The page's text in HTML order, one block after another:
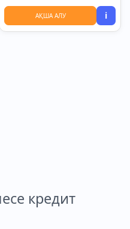
АҚША АЛУ i
кредит